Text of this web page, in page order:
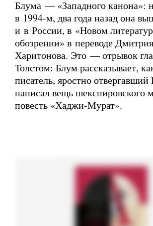
Блума — «Западного канона»:
в 1994-м, два года назад она
и в России, в «Новом
обозрении» в переводе Дмитрия
Харитонова. Это — отрывок
Толстом: Блум рассказывает,
писатель, яростно
написал вещь
повесть «Хаджи-Мурат».